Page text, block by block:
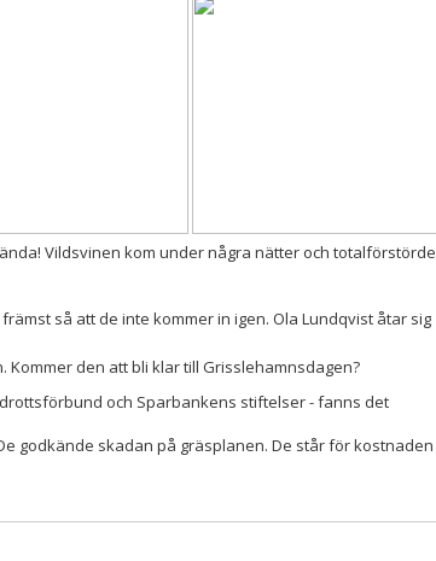
Vildsvinen kom under några nätter och totalförstörde
så att de inte kommer in igen. Ola Lundqvist åtar sig
den att bli klar till Grisslehamnsdagen?
och Sparbankens stiftelser - fanns det
godkände skadan på gräsplanen. De står för kostnaden